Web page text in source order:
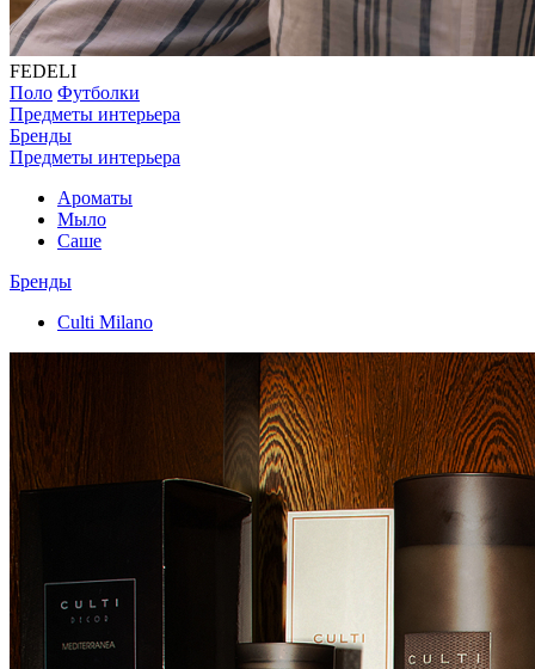
FEDELI
Поло Футболки
Предметы интерьера
Бренды
Предметы интерьера
Ароматы
Мыло
Саше
Бренды
Culti Milano